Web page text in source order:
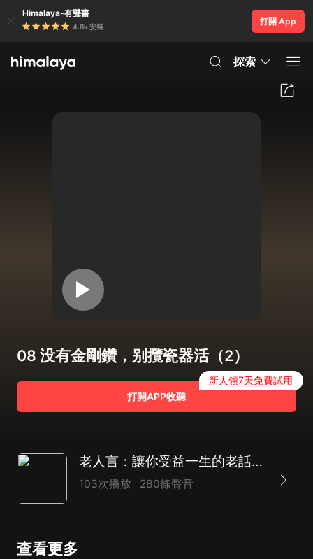
Himalaya-有聲書
4.8k 安裝
打開 App
探索
08 没有金剛鑽，别攬瓷器活（2）
打開APP收聽
新人領7天免費試用
老人言：讓你受益一生的老話|洞察人性 少走彎路
103次播放 280條聲音
查看更多